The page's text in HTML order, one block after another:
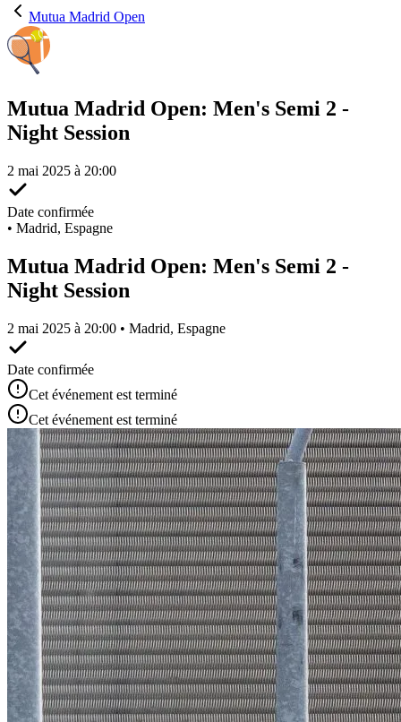
Mutua Madrid Open
Mutua Madrid Open: Men's Semi 2 -
Night Session
2 mai 2025 à 20:00
Date confirmée
• Madrid, Espagne
Mutua Madrid Open: Men's Semi 2 -
Night Session
2 mai 2025 à 20:00 • Madrid, Espagne
Date confirmée
Cet événement est terminé
Cet événement est terminé